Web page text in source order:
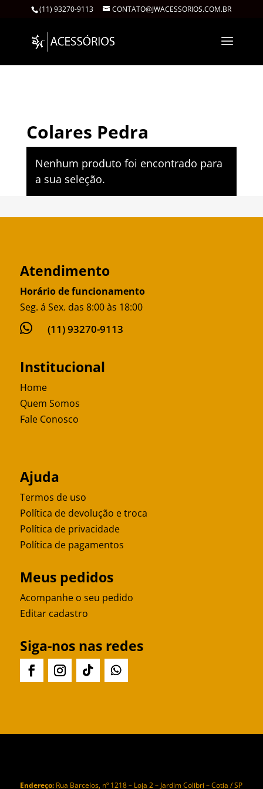
(11) 93270-9113 CONTATO@JWACESSORIOS.COM.BR
Colares Pedra
Nenhum produto foi encontrado para
a sua seleção.
Atendimento
Horário de funcionamento
Seg. á Sex. das 8:00 às 18:00
 (11) 93270-9113
Institucional
Home
Quem Somos
Fale Conosco
Ajuda
Termos de uso
Política de devolução e troca
Política de privacidade
Política de pagamentos
Meus pedidos
Acompanhe o seu pedido
Editar cadastro
Siga-nos nas redes
Endereço: Rua Barcelos, nº 1218 – Loja 2 – Jardim Colibri – Cotia / SP